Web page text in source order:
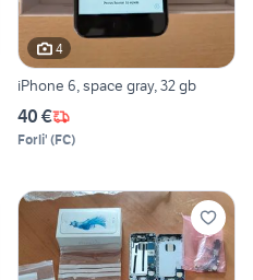
4
iPhone 6, space gray, 32 gb
40 €
Forli' (FC)